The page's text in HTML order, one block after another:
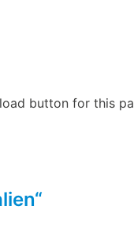
button for this